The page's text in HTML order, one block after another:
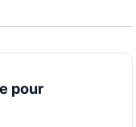
pour